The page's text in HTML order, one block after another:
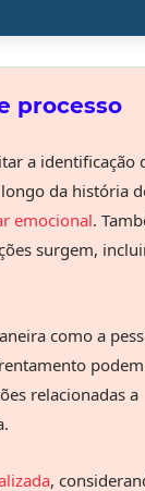
processo
a identificação
da história
emocional.
surgem,
como a
relacionadas a
,